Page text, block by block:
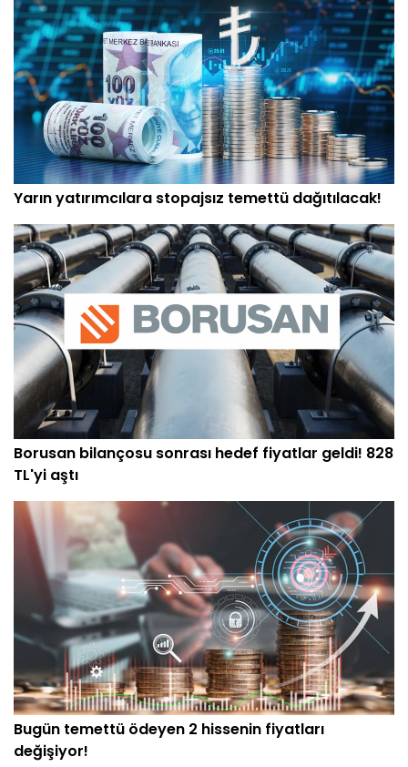
Yarın yatırımcılara stopajsız temettü dağıtılacak!
Borusan bilançosu sonrası hedef fiyatlar geldi! 828
TL'yi aştı
Bugün temettü ödeyen 2 hissenin fiyatları
değişiyor!